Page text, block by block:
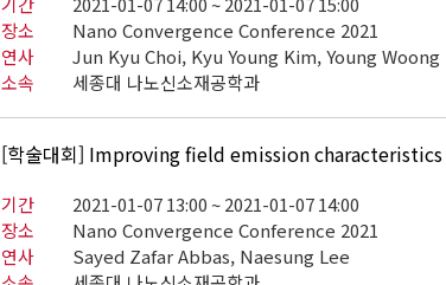
장소
Nano Convergence Conference 2021
연사
Jun Kyu Choi, Kyu Young Kim, Young
소속
세종대 나노신소재공학과
[학술대회] Improving field emission
기간
2021-01-07 13:00 ~ 2021-01-07 14:00
장소
Nano Convergence Conference 2021
연사
Sayed Zafar Abbas, Naesung Lee